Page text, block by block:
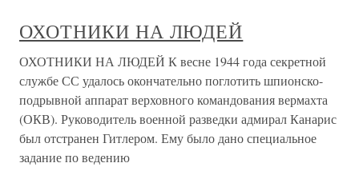
ОХОТНИКИ НА ЛЮДЕЙ
ОХОТНИКИ НА ЛЮДЕЙ К весне 1944 года секретной
службе СС удалось окончательно поглотить шпионско-
подрывной аппарат верховного командования вермахта
(ОКВ). Руководитель военной разведки адмирал Канарис
был отстранен Гитлером. Ему было дано специальное
задание по ведению